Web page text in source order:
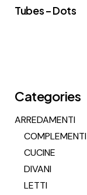
Tubes – Dots
Categories
ARREDAMENTI
COMPLEMENTI
CUCINE
DIVANI
LETTI